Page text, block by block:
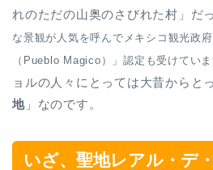
れのただの山奥のさびれた村」だ
な景観が人気を呼んでメキシコ観光政
（Pueblo Magico）」認定も受けていま
ョルの人々にとっては大昔からと
地」なのです。
いざ、聖地レアル・デ